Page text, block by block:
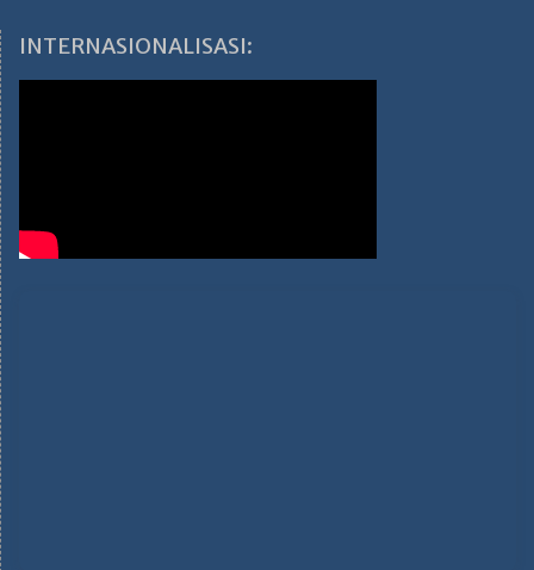
INTERNASIONALISASI: